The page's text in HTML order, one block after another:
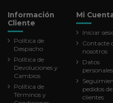
Información
Cliente
Política de
Despacho
Política de
Devoluciones y
Cambios
Política de
Términos y
Mi
Iniciar
Contacte
nosotros
Datos
personales
pedidos de
clientes